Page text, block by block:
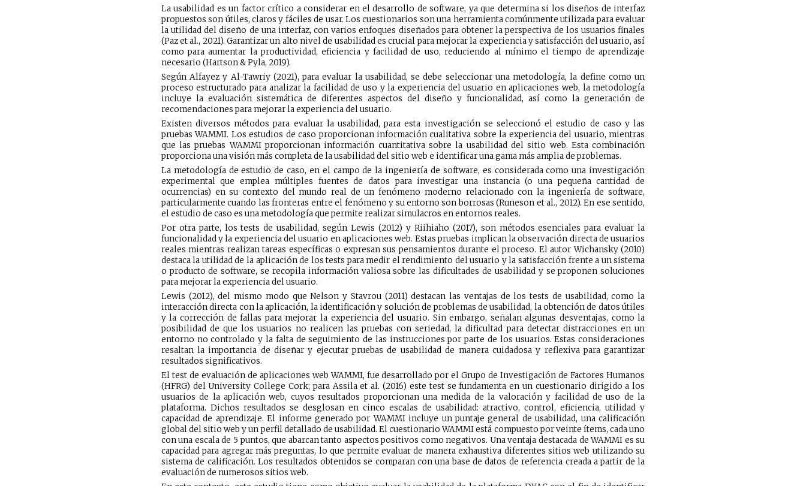
La usabilidad es un factor crítico a considerar en el desarrollo de software, ya que determina si los diseños de interfaz
propuestos son útiles, claros y fáciles de usar. Los cuestionarios son una herramienta comúnmente utilizada para evaluar
la utilidad del diseño de una interfaz, con varios enfoques diseñados para obtener la perspectiva de los usuarios finales
(Paz et al., 2021). Garantizar un alto nivel de usabilidad es crucial para mejorar la experiencia y satisfacción del usuario, así
como para aumentar la productividad, eficiencia y facilidad de uso, reduciendo al mínimo el tiempo de aprendizaje
necesario (Hartson & Pyla, 2019).
Según Alfayez y Al-Tawriy (2021), para evaluar la usabilidad, se debe seleccionar una metodología, la define como un
proceso estructurado para analizar la facilidad de uso y la experiencia del usuario en aplicaciones web, la metodología
incluye la evaluación sistemática de diferentes aspectos del diseño y funcionalidad, así como la generación de
recomendaciones para mejorar la experiencia del usuario.
Existen diversos métodos para evaluar la usabilidad, para esta investigación se seleccionó el estudio de caso y las
pruebas WAMMI. Los estudios de caso proporcionan información cualitativa sobre la experiencia del usuario, mientras
que las pruebas WAMMI proporcionan información cuantitativa sobre la usabilidad del sitio web. Esta combinación
proporciona una visión más completa de la usabilidad del sitio web e identificar una gama más amplia de problemas.
La metodología de estudio de caso, en el campo de la ingeniería de software, es considerada como una investigación
experimental que emplea múltiples fuentes de datos para investigar una instancia (o una pequeña cantidad de
ocurrencias) en su contexto del mundo real de un fenómeno moderno relacionado con la ingeniería de software,
particularmente cuando las fronteras entre el fenómeno y su entorno son borrosas (Runeson et al., 2012). En ese sentido,
el estudio de caso es una metodología que permite realizar simulacros en entornos reales.
Por otra parte, los tests de usabilidad, según Lewis (2012) y Riihiaho (2017), son métodos esenciales para evaluar la
funcionalidad y la experiencia del usuario en aplicaciones web. Estas pruebas implican la observación directa de usuarios
reales mientras realizan tareas específicas o expresan sus pensamientos durante el proceso. El autor Wichansky (2010)
destaca la utilidad de la aplicación de los tests para medir el rendimiento del usuario y la satisfacción frente a un sistema
o producto de software, se recopila información valiosa sobre las dificultades de usabilidad y se proponen soluciones
para mejorar la experiencia del usuario.
Lewis (2012), del mismo modo que Nelson y Stavrou (2011) destacan las ventajas de los tests de usabilidad, como la
interacción directa con la aplicación, la identificación y solución de problemas de usabilidad, la obtención de datos útiles
y la corrección de fallas para mejorar la experiencia del usuario. Sin embargo, señalan algunas desventajas, como la
posibilidad de que los usuarios no realicen las pruebas con seriedad, la dificultad para detectar distracciones en un
entorno no controlado y la falta de seguimiento de las instrucciones por parte de los usuarios. Estas consideraciones
resaltan la importancia de diseñar y ejecutar pruebas de usabilidad de manera cuidadosa y reflexiva para garantizar
resultados significativos.
El test de evaluación de aplicaciones web WAMMI, fue desarrollado por el Grupo de Investigación de Factores Humanos
(HFRG) del University College Cork; para Assila et al. (2016) este test se fundamenta en un cuestionario dirigido a los
usuarios de la aplicación web, cuyos resultados proporcionan una medida de la valoración y facilidad de uso de la
plataforma. Dichos resultados se desglosan en cinco escalas de usabilidad: atractivo, control, eficiencia, utilidad y
capacidad de aprendizaje. El informe generado por WAMMI incluye un puntaje general de usabilidad, una calificación
global del sitio web y un perfil detallado de usabilidad. El cuestionario WAMMI está compuesto por veinte ítems, cada uno
con una escala de 5 puntos, que abarcan tanto aspectos positivos como negativos. Una ventaja destacada de WAMMI es su
capacidad para agregar más preguntas, lo que permite evaluar de manera exhaustiva diferentes sitios web utilizando su
sistema de calificación. Los resultados obtenidos se comparan con una base de datos de referencia creada a partir de la
evaluación de numerosos sitios web.